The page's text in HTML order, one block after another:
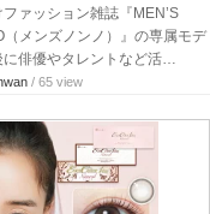
ァッション雑誌『MEN’S
（メンズノンノ）』の専属モデ
に俳優やタレントなど活…
/ 65 view